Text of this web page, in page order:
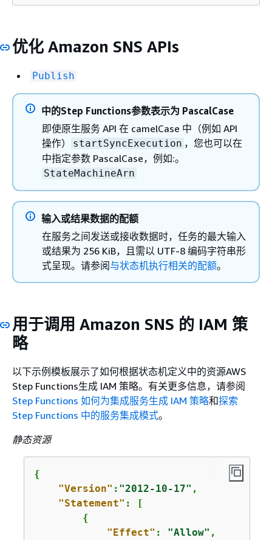
优化 Amazon SNS APIs
Publish
中的Step Functions参数表示为 PascalCase
即使原生服务 API 在 camelCase 中（例如 API
操作）
startSyncExecution ，您也可以在
中指定参数 PascalCase，例如:。
StateMachineArn
输入或结果数据的配额
在服务之间发送或接收数据时，任务的最大输入
或结果为 256 KiB，且需以 UTF-8 编码字符串形
式呈现。请参阅与状态机执行相关的配额。
用于调用 Amazon SNS 的 IAM 策
略
以下示例模板展示了如何根据状态机定义中的资源AWS
Step Functions生成 IAM 策略。有关更多信息，请参阅
Step Functions 如何为集成服务生成 IAM 策略和探索
Step Functions 中的服务集成模式。
静态资源
{
"Version" : "2012-10-17" ,
"Statement" : [
{
"Effect" : "Allow" ,